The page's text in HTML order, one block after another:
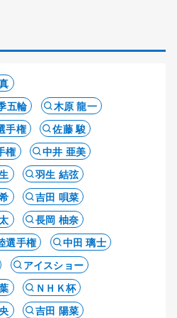
五輪
木原 龍一
手権
佐藤 駿
権
中井 亜美
羽生 結弦
吉田 唄菜
長岡 柚奈
選手権
中田 璃士
アイスショー
ＮＨＫ杯
吉田 陽菜